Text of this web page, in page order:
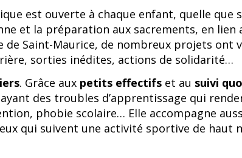
est ouverte à chaque enfant, quelle
et la préparation aux sacrements, en lien
de Saint-Maurice, de nombreux projets ont
sorties inédites, actions de solidarité…
. Grâce aux petits effectifs et au suivi
des troubles d’apprentissage qui
phobie scolaire… Elle accompagne
qui suivent une activité sportive de haut